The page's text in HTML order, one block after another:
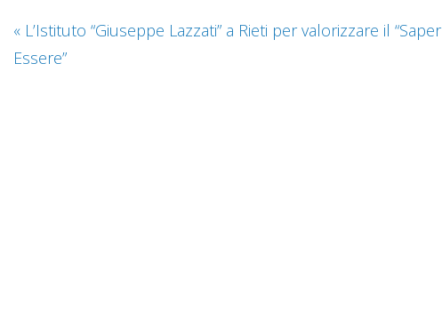
« L’Istituto “Giuseppe Lazzati” a Rieti per valorizzare il “Saper
Essere”